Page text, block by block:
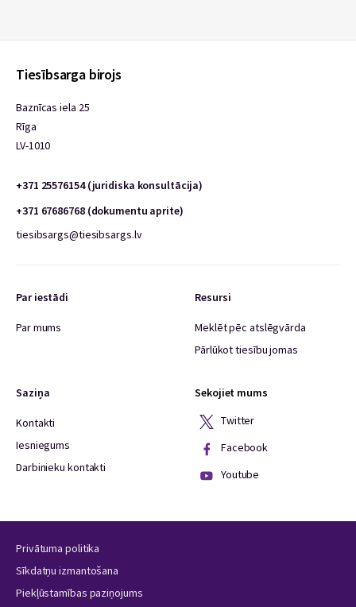
Tiesībsarga birojs
Baznīcas iela 25
Rīga
LV-1010
+371 25576154 (juridiska konsultācija)
+371 67686768 (dokumentu aprite)
tiesibsargs@tiesibsargs.lv
Par iestādi
Par mums
Resursi
Meklēt pēc atslēgvārda
Pārlūkot tiesību jomas
Saziņa
Kontakti
Iesniegums
Darbinieku kontakti
Sekojiet mums
Twitter
Facebook
Youtube
Privātuma politika
Sīkdatņu izmantošana
Piekļūstamības paziņojums